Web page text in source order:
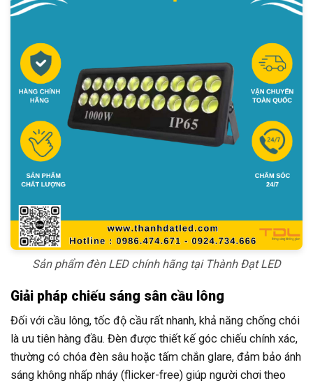
Sản phẩm đèn LED chính hãng tại Thành Đạt LED
Giải pháp chiếu sáng sân cầu lông
Đối với cầu lông, tốc độ cầu rất nhanh, khả năng chống chói
là ưu tiên hàng đầu. Đèn được thiết kế góc chiếu chính xác,
thường có chóa đèn sâu hoặc tấm chắn glare, đảm bảo ánh
sáng không nhấp nháy (flicker-free) giúp người chơi theo